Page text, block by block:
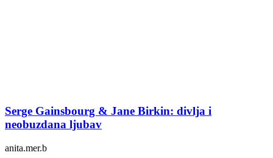
Serge Gainsbourg & Jane Birkin: divlja i
neobuzdana ljubav
anita.mer.b